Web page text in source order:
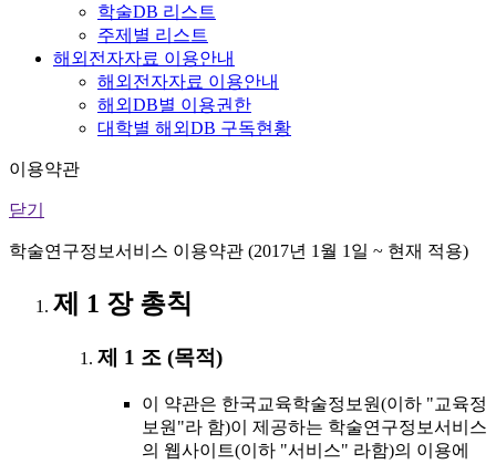
학술DB 리스트
주제별 리스트
해외전자자료 이용안내
해외전자자료 이용안내
해외DB별 이용권한
대학별 해외DB 구독현황
이용약관
닫기
학술연구정보서비스 이용약관 (2017년 1월 1일 ~ 현재 적용)
제 1 장 총칙
제 1 조 (목적)
이 약관은 한국교육학술정보원(이하 "교육정
보원"라 함)이 제공하는 학술연구정보서비스
의 웹사이트(이하 "서비스" 라함)의 이용에